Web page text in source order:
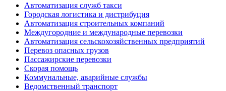
Автоматизация служб такси
Городская логистика и дистрибуция
Автоматизация строительных компаний
Междугородние и международные перевозки
Автоматизация сельскохозяйственных предприятий
Перевоз опасных грузов
Пассажирские перевозки
Скорая помощь
Коммунальные, аварийные службы
Ведомственный транспорт